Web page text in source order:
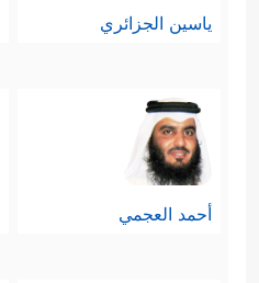
ياسين الجزائري
أحمد العجمي